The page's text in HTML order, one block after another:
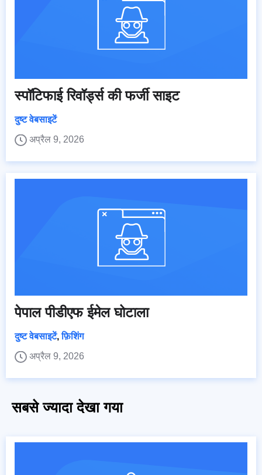
स्पॉटिफाई रिवॉर्ड्स की फर्जी साइट
दुष्ट वेबसाइटें
अप्रैल 9, 2026
पेपाल पीडीएफ ईमेल घोटाला
दुष्ट वेबसाइटें,फ़िशिंग
अप्रैल 9, 2026
सबसे ज्यादा देखा गया